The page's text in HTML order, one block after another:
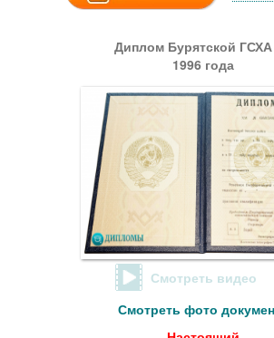
Диплом Бурятской
1996 года
Смотреть видео
Смотреть фото